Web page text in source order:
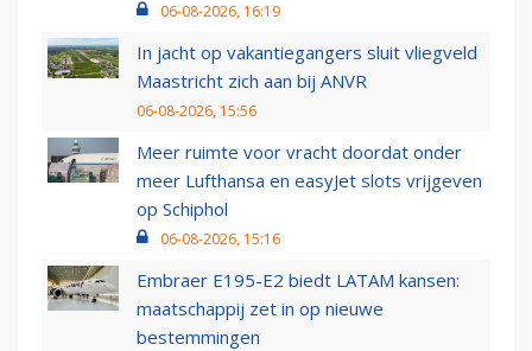
06-08-2026, 16:19
In jacht op vakantiegangers sluit vliegveld
Maastricht zich aan bij ANVR
06-08-2026, 15:56
Meer ruimte voor vracht doordat onder
meer Lufthansa en easyJet slots vrijgeven
op Schiphol
06-08-2026, 15:16
Embraer E195-E2 biedt LATAM kansen:
maatschappij zet in op nieuwe
bestemmingen